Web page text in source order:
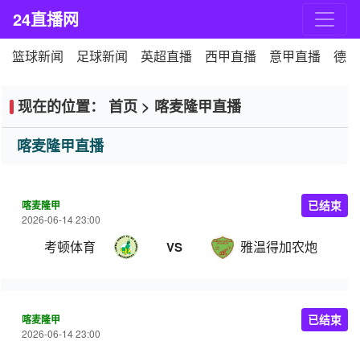
24直播网
篮球新闻 足球新闻 英超直播 西甲直播 意甲直播 德
现在的位置： 首页 > 喀麦隆甲直播
喀麦隆甲直播
喀麦隆甲
2026-06-14 23:00
考顿体育 VS 雅温得加农炮
已结束
喀麦隆甲
2026-06-14 23:00
已结束